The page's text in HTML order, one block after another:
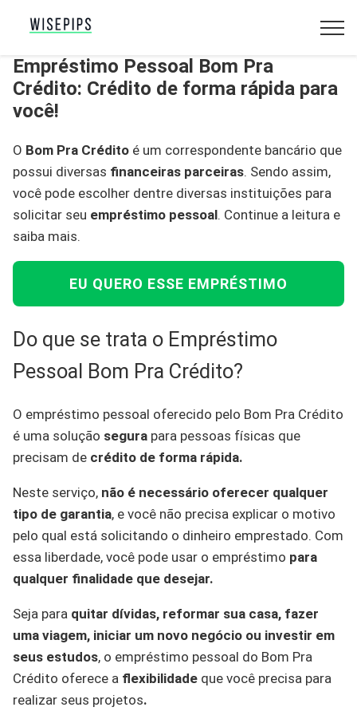
Empréstimo Pessoal Bom Pra
Crédito: Crédito de forma rápida para
você!
O Bom Pra Crédito é um correspondente bancário que
possui diversas financeiras parceiras. Sendo assim,
você pode escolher dentre diversas instituições para
solicitar seu empréstimo pessoal. Continue a leitura e
saiba mais.
EU QUERO ESSE EMPRÉSTIMO
Do que se trata o Empréstimo
Pessoal Bom Pra Crédito?
O empréstimo pessoal oferecido pelo Bom Pra Crédito
é uma solução segura para pessoas físicas que
precisam de crédito de forma rápida.
Neste serviço, não é necessário oferecer qualquer
tipo de garantia, e você não precisa explicar o motivo
pelo qual está solicitando o dinheiro emprestado. Com
essa liberdade, você pode usar o empréstimo para
qualquer finalidade que desejar.
Seja para quitar dívidas, reformar sua casa, fazer
uma viagem, iniciar um novo negócio ou investir em
seus estudos, o empréstimo pessoal do Bom Pra
Crédito oferece a flexibilidade que você precisa para
realizar seus projetos.